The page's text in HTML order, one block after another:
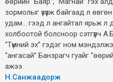
зормолыг үзүүлж байгаад л
удам... гээд л ангайтал ярьж
холбоотой болсноор сэтгүүлч
“Түмний эх” гэдэг ном
“ангасай” Банзрагч гуайг
ажээ.
Н.Санжаадорж